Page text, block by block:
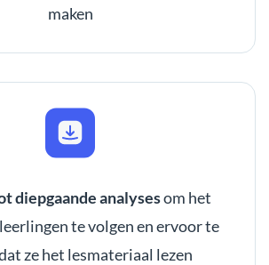
maken
diepgaande analysesom het
te volgen en ervoor te
ze het lesmateriaal lezen